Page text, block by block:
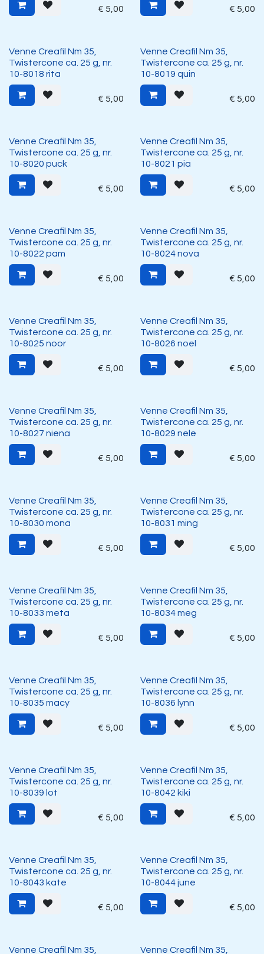
€ 5,00 € 5,00
Venne Creafil Nm 35,
Twistercone ca. 25 g, nr.
10-8018 rita
€ 5,00
Venne Creafil Nm 35,
Twistercone ca. 25 g, nr.
10-8019 quin
€ 5,00
Venne Creafil Nm 35,
Twistercone ca. 25 g, nr.
10-8020 puck
€ 5,00
Venne Creafil Nm 35,
Twistercone ca. 25 g, nr.
10-8021 pia
€ 5,00
Venne Creafil Nm 35,
Twistercone ca. 25 g, nr.
10-8022 pam
€ 5,00
Venne Creafil Nm 35,
Twistercone ca. 25 g, nr.
10-8024 nova
€ 5,00
Venne Creafil Nm 35,
Twistercone ca. 25 g, nr.
10-8025 noor
€ 5,00
Venne Creafil Nm 35,
Twistercone ca. 25 g, nr.
10-8026 noel
€ 5,00
Venne Creafil Nm 35,
Twistercone ca. 25 g, nr.
10-8027 niena
€ 5,00
Venne Creafil Nm 35,
Twistercone ca. 25 g, nr.
10-8029 nele
€ 5,00
Venne Creafil Nm 35,
Twistercone ca. 25 g, nr.
10-8030 mona
€ 5,00
Venne Creafil Nm 35,
Twistercone ca. 25 g, nr.
10-8031 ming
€ 5,00
Venne Creafil Nm 35,
Twistercone ca. 25 g, nr.
10-8033 meta
€ 5,00
Venne Creafil Nm 35,
Twistercone ca. 25 g, nr.
10-8034 meg
€ 5,00
Venne Creafil Nm 35,
Twistercone ca. 25 g, nr.
10-8035 macy
€ 5,00
Venne Creafil Nm 35,
Twistercone ca. 25 g, nr.
10-8036 lynn
€ 5,00
Venne Creafil Nm 35,
Twistercone ca. 25 g, nr.
10-8039 lot
€ 5,00
Venne Creafil Nm 35,
Twistercone ca. 25 g, nr.
10-8042 kiki
€ 5,00
Venne Creafil Nm 35,
Twistercone ca. 25 g, nr.
10-8043 kate
€ 5,00
Venne Creafil Nm 35,
Twistercone ca. 25 g, nr.
10-8044 june
€ 5,00
Venne Creafil Nm 35, Venne Creafil Nm 35,